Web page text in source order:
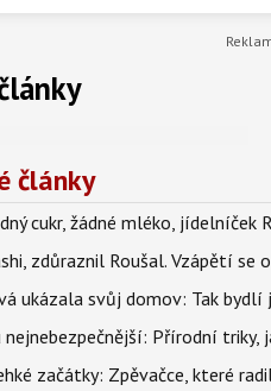
články
cukr, žádné mléko,
zdůraznil Roušal. Vzápětí se
ukázala svůj domov: Tak
nejnebezpečnější: Přírodní triky,
začátky: Zpěvačce, které